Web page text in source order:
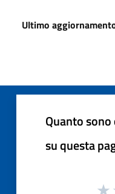
Ultimo
Quanto
su questa